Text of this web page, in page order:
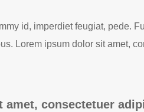
id, imperdiet feugiat, pede.
Lorem ipsum dolor sit amet,
amet, consectetuer